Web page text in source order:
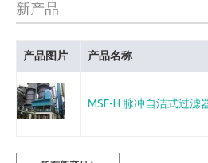
新产品
产品图片 产品名称
MSF-H 脉冲自洁式过滤